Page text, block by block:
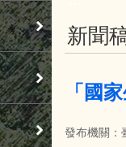
新聞
「國
發布機關：